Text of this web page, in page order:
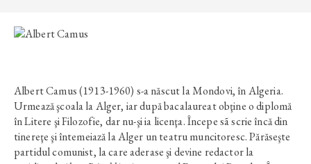
Albert Camus (1913-1960) s-a născut la Mondovi, în Algeria.
Urmează şcoala la Alger, iar după bacalaureat obţine o diplomă
în Litere şi Filozofie, dar nu-şi ia licenţa. Începe sã scrie încă din
tinereţe şi întemeiază la Alger un teatru muncitoresc. Părăseşte
partidul comunist, la care aderase şi devine redactor la